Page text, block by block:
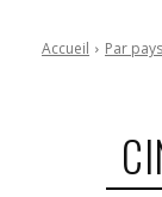
Accueil Par pays